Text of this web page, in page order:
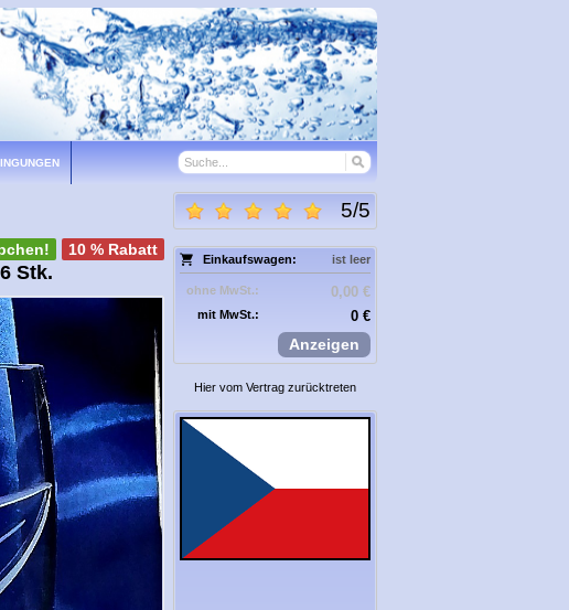
5/5
Einkaufswagen: ist leer
ohne MwSt.: 0,00 €
mit MwSt.: 0 €
Anzeigen
Hier vom Vertrag zurücktreten
10 % Rabatt
Stk.